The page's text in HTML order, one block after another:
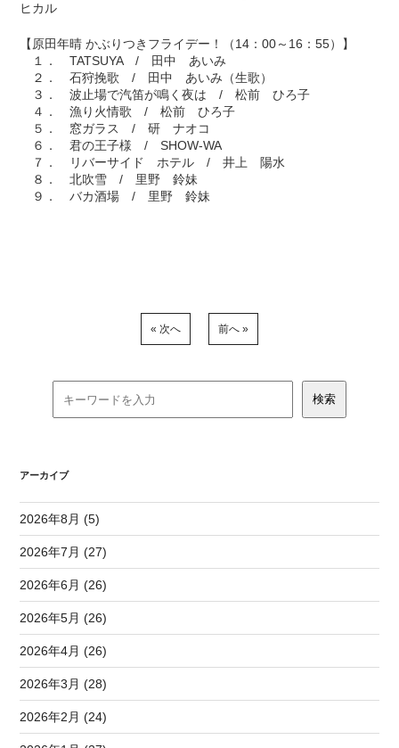
ヒカル
【原田年晴 かぶりつきフライデー！（14：00～16：55）】
１． TATSUYA / 田中 あいみ
２． 石狩挽歌 / 田中 あいみ（生歌）
３． 波止場で汽笛が鳴く夜は / 松前 ひろ子
４． 漁り火情歌 / 松前 ひろ子
５． 窓ガラス / 研 ナオコ
６． 君の王子様 / SHOW-WA
７． リバーサイド ホテル / 井上 陽水
８． 北吹雪 / 里野 鈴妹
９． バカ酒場 / 里野 鈴妹
« 次へ 前へ »
アーカイブ
2026年8月 (5)
2026年7月 (27)
2026年6月 (26)
2026年5月 (26)
2026年4月 (26)
2026年3月 (28)
2026年2月 (24)